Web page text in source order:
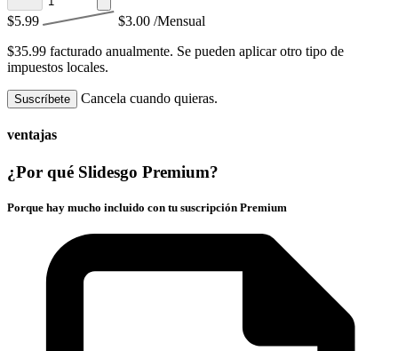
$5.99 $3.00 /Mensual
$35.99 facturado anualmente. Se pueden aplicar otro tipo de
impuestos locales.
Suscríbete Cancela cuando quieras.
ventajas
¿Por qué Slidesgo Premium?
Porque hay mucho incluido con tu suscripción Premium